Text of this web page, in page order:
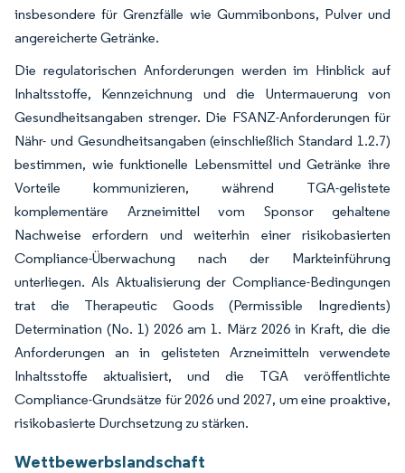
insbesondere für Grenzfälle wie Gummibonbons, Pulver und
angereicherte Getränke.
Die regulatorischen Anforderungen werden im Hinblick auf
Inhaltsstoffe, Kennzeichnung und die Untermauerung von
Gesundheitsangaben strenger. Die FSANZ-Anforderungen für
Nähr- und Gesundheitsangaben (einschließlich Standard 1.2.7)
bestimmen, wie funktionelle Lebensmittel und Getränke ihre
Vorteile kommunizieren, während TGA-gelistete
komplementäre Arzneimittel vom Sponsor gehaltene
Nachweise erfordern und weiterhin einer risikobasierten
Compliance-Überwachung nach der Markteinführung
unterliegen. Als Aktualisierung der Compliance-Bedingungen
trat die Therapeutic Goods (Permissible Ingredients)
Determination (No. 1) 2026 am 1. März 2026 in Kraft, die die
Anforderungen an in gelisteten Arzneimitteln verwendete
Inhaltsstoffe aktualisiert, und die TGA veröffentlichte
Compliance-Grundsätze für 2026 und 2027, um eine proaktive,
risikobasierte Durchsetzung zu stärken.
Wettbewerbslandschaft